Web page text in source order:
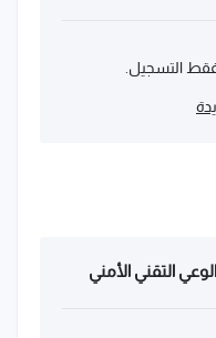
فقط التسجيل.
التقني الأمني